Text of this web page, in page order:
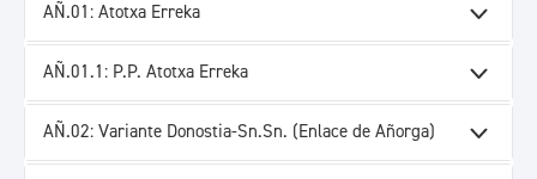
AÑ.01: Atotxa Erreka
AÑ.01.1: P.P. Atotxa Erreka
AÑ.02: Variante Donostia-Sn.Sn. (Enlace de Añorga)